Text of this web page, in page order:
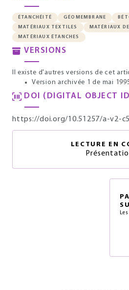
ÉTANCHÉITÉ GÉOMEMBRANE
MATÉRIAUX TEXTILES
MATÉRIAUX
MATÉRIAUX ÉTANCHES
VERSIONS
Il existe d'autres versions de cet
Version archivée 1 de mai
DOI (DIGITAL OBJECT
https://doi.org/10.51257/a-v2-
LECTURE EN